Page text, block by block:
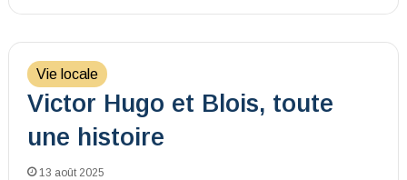
Vie locale
Victor Hugo et Blois, toute
une histoire
13 août 2025